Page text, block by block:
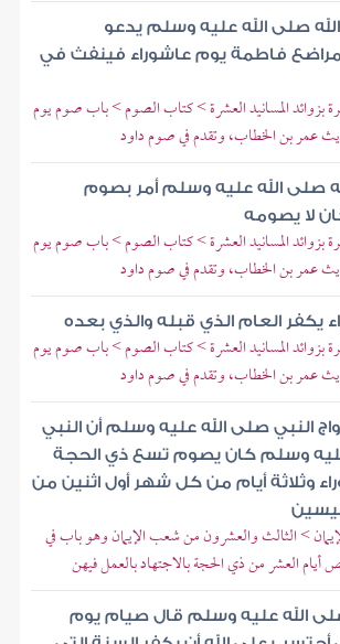
صلى الله عليه وسلم يدعو
فاطمة يوم عاشوراء فينفث في
بزوائد المسانيد العشرة > كتاب الصوم > باب صوم يوم
عمر بن الخطاب، وتقدم في صوم داود
صلى الله عليه وسلم أمر بصوم
لا يصومه
بزوائد المسانيد العشرة > كتاب الصوم > باب صوم يوم
عمر بن الخطاب، وتقدم في صوم داود
يكفر العام الذي قبله والذي بعده
بزوائد المسانيد العشرة > كتاب الصوم > باب صوم يوم
عمر بن الخطاب، وتقدم في صوم داود
النبي صلى الله عليه وسلم أن النبي
وسلم كان يصوم تسع ذي الحجة
وثلاثة أيام من كل شهر أول اثنين من
> الثالث والعشرون من شعب الإيمان وهو باب في
العشر من ذي الحجة بالاجتهاد بالعمل فيهن
الله عليه وسلم قال صيام يوم